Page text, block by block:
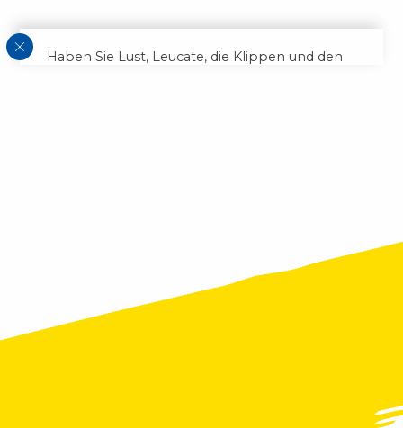
Haben Sie Lust, Leucate, die Klippen und den